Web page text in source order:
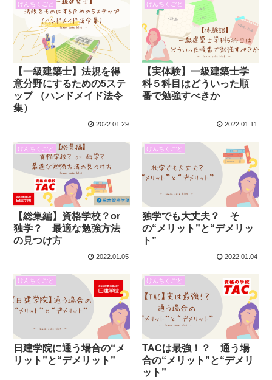
けんちくごと
【一級建築士】法規を得
意分野にするための5ステ
ップ （ハンドメイド法令
集）
2022.01.29
けんちくごと
【実体験】一級建築士学
科５科目はどういった順
番で勉強すべきか
2022.01.11
けんちくごと
【総集編】資格学校？or
独学？ 最適な勉強方法
の見つけ方
2022.01.05
けんちくごと
独学でも大丈夫？ そ
の“メリット”と“デメリッ
ト”
2022.01.04
けんちくごと
日建学院に通う場合の“メ
リット”と“デメリット”
けんちくごと
TACは最強！？ 通う場
合の“メリット”と“デメリ
ット”